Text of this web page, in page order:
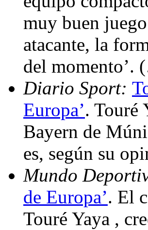
muy buen
atacante, la
del momento’.
Diario Sport:
Europa’. Touré
Bayern de
es, según su
Mundo
de Europa’. El
Touré Yaya ,